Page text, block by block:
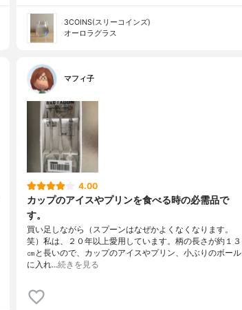
3COINS(スリーコインズ)
オーロラグラス
マフィ子
4.00
カップのアイスやプリンを食べる時の必需品で
す。
買い足しながら（スプーンはなぜかよくなくなります。
笑）私は、２０年以上愛用しています。柄の長さが約１３
㎝と長いので、カップのアイスやプリン、小ぶりのボール
に入れ…続きを見る